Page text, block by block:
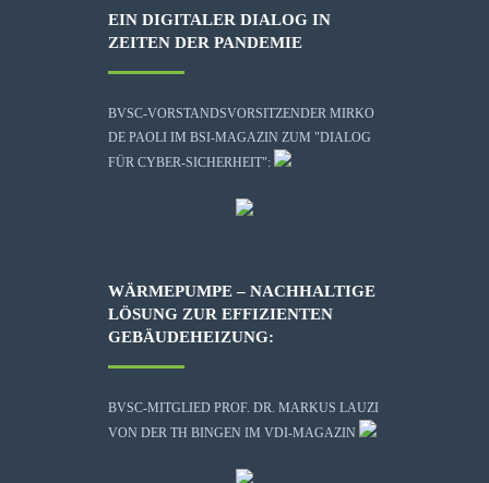
EIN DIGITALER DIALOG IN
ZEITEN DER PANDEMIE
BVSC-VORSTANDSVORSITZENDER MIRKO
DE PAOLI IM BSI-MAGAZIN ZUM "DIALOG
FÜR CYBER-SICHERHEIT":
WÄRMEPUMPE – NACHHALTIGE
LÖSUNG ZUR EFFIZIENTEN
GEBÄUDEHEIZUNG:
BVSC-MITGLIED PROF. DR. MARKUS LAUZI
VON DER TH BINGEN IM VDI-MAGAZIN